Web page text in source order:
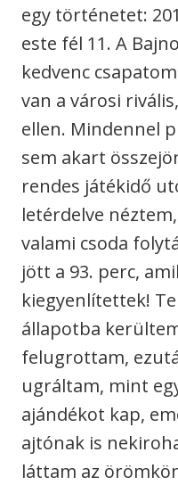
egy történetet:
este fél 11. A
kedvenc
van a városi
ellen. Mindennel
sem akart
rendes játékidő
letérdelve
valami csoda
jött a 93. perc,
kiegyenlítettek!
állapotba
felugrottam,
ugráltam, mint
ajándékot kap,
ajtónak is
láttam az